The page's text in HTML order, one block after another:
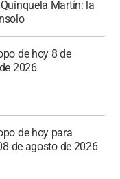
Martín: la
de hoy 8 de
2026
de hoy para
de agosto de 2026